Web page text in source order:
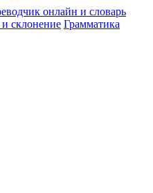
и склонение Грамматика